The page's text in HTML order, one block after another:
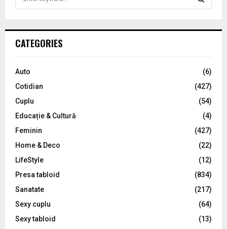
h
o
:
C
CATEGORIES
Auto
(6)
Cotidian
(427)
Cuplu
(54)
Educație & Cultură
(4)
Feminin
(427)
Home & Deco
(22)
LifeStyle
(12)
Presa tabloid
(834)
Sanatate
(217)
Sexy cuplu
(64)
Sexy tabloid
(13)